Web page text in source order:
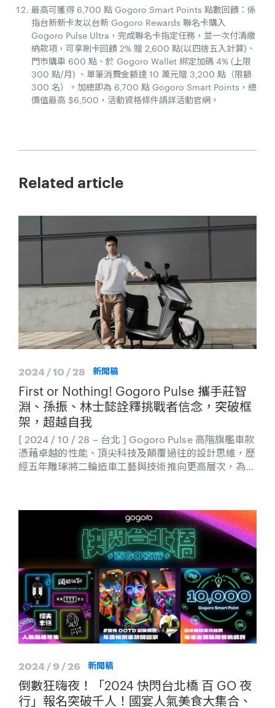
最高可獲得 6,700 點 Gogoro Smart Points 點數回饋：係
指台新新卡友以台新 Gogoro Rewards 聯名卡購入
Gogoro Pulse Ultra，完成聯名卡指定任務，並一次付清繳
納款項，可享刷卡回饋 2% 贈 2,600 點(以四捨五入計算)、
門市購車 600 點、於 Gogoro Wallet 綁定加碼 4% (上限
300 點/月) 、單筆消費金額達 10 萬元贈 3,200 點（限額
300 名）。加總即為 6,700 點 Gogoro Smart Points，總
價值最高 $6,500，活動資格條件請詳活動官網。
Related article
2024 / 10 / 28 新聞稿
First or Nothing! Gogoro Pulse 攜手莊智
淵、孫振、林士懿詮釋挑戰者信念，突破框
架，超越自我
[ 2024 / 10 / 28 – 台北 ] Gogoro Pulse 高階旗艦車款
憑藉卓越的性能、頂尖科技及顛覆過往的設計思維，歷
經五年雕琢將二輪造車工藝與技術推向更高層次，為智
念，探究各自的人生故事中，成為「走在前面的人」的
2024 / 9 / 26 新聞稿
倒數狂嗨夜！「2024 快閃台北橋 百 GO 夜
行」報名突破千人！國宴人氣美食大集合、